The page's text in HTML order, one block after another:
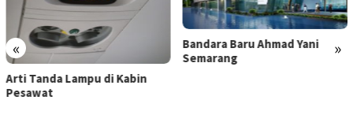
« »
Bandara Baru Ahmad Yani
Semarang